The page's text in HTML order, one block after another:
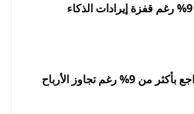
سهم إيه إم دي يهبط 9% رغم قفزة إيرادات الذكاء
سهم "بينترست" يتراجع بأكثر من 9% رغم تجاوز الأرباح